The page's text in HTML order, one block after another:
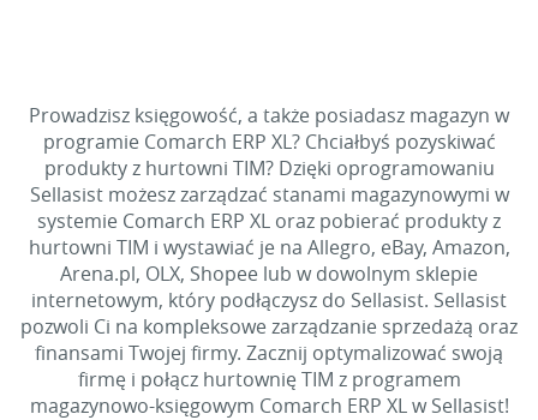
Prowadzisz księgowość, a także posiadasz magazyn w
programie Comarch ERP XL? Chciałbyś pozyskiwać
produkty z hurtowni TIM? Dzięki oprogramowaniu
Sellasist możesz zarządzać stanami magazynowymi w
systemie Comarch ERP XL oraz pobierać produkty z
hurtowni TIM i wystawiać je na Allegro, eBay, Amazon,
Arena.pl, OLX, Shopee lub w dowolnym sklepie
internetowym, który podłączysz do Sellasist. Sellasist
pozwoli Ci na kompleksowe zarządzanie sprzedażą oraz
finansami Twojej firmy. Zacznij optymalizować swoją
firmę i połącz hurtownię TIM z programem
magazynowo-księgowym Comarch ERP XL w Sellasist!